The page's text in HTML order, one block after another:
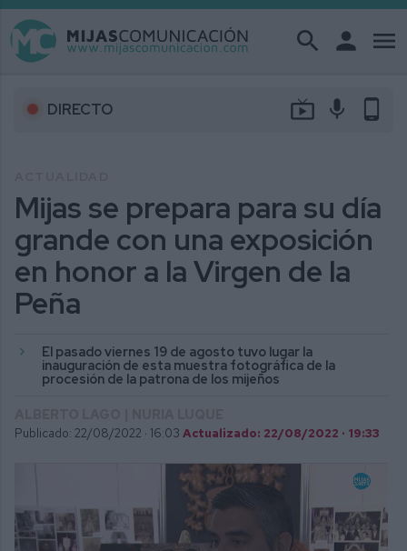
search person menu
DIRECTO live_tv mic phone_android
Mijas se prepara para su día
grande con una exposición
en honor a la Virgen de la
Peña
El pasado viernes 19 de agosto tuvo lugar la
inauguración de esta muestra fotográfica de la
procesión de la patrona de los mijeños
Publicado: 22/08/2022 · 16:03 Actualizado: 22/08/2022 · 19:33